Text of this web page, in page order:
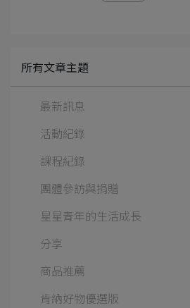
所有文章主題
最新訊息
活動紀錄
課程紀錄
團體參訪與捐贈
星星青年的生活成長
分享
商品推薦
肯納好物優選版